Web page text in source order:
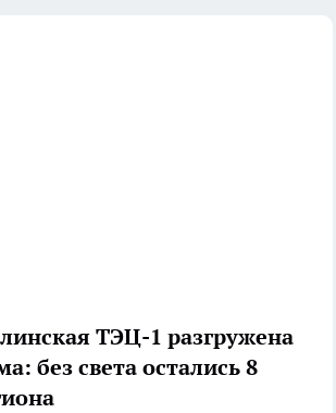
ТЭЦ-1 разгружена
без света остались 8